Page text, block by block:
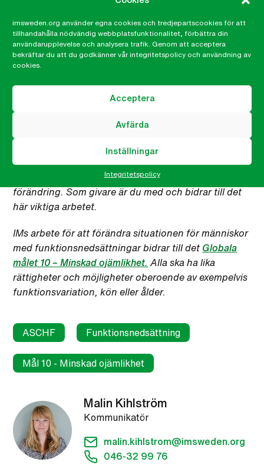
imsweden.org använder egna cookies och tredjepartscookies för att
tillhandahålla nödvändig webbplatsfunktionalitet, förbättra din
användarupplevelse och analysera trafik. Genom att acceptera
bekräftar du att du godkänner vår integritetspolicy och användning av
cookies.
Acceptera
Avfärda
Inställningar
Integritetspolicy
funktionsnedsättningar är en av de mest utsatta
grupperna i landet och de är marginaliserade både
ekonomiskt och socialt. För att uppnå förändring
Det handlar både om att stärka individer och deras
familjer för att uppnå en medvetenhet kring
arbete har IM en viktig roll i att stödja
partnerorganisationer som ASCHF där människor
med funktionsnedsättningar själva kräver och driver
förändring. Som givare är du med och bidrar till det
här viktiga arbetet.
IMs arbete för att förändra situationen för människor
med funktionsnedsättningar bidrar till det Globala
målet 10 – Minskad ojämlikhet.
Alla ska ha lika
rättigheter och möjligheter oberoende av exempelvis
funktionsvariation, kön eller ålder.
ASCHF Funktionsnedsättning
Mål 10 - Minskad ojämlikhet
Malin Kihlström
Kommunikatör
malin.kihlstrom@imsweden.org
046-32 99 76